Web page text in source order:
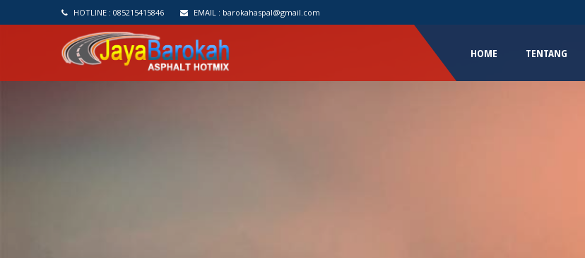
HOTLINE : 085215415846 EMAIL : barokahaspal@gmail.com
HOME TENTANG